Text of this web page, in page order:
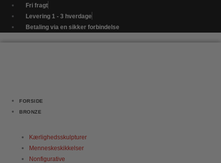
indholdet
Fri fragt
Levering 1 - 3 hverdage
Betaling via en sikker forbindelse
FORSIDE
BRONZE
Kærlighedsskulpturer
Menneskeskikkelser
Nonfigurative
Kvindetorso
med
titlen